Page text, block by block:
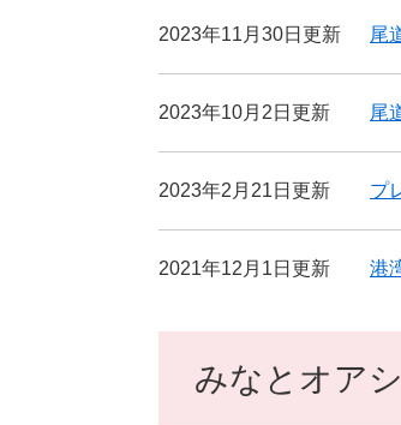
2023年11月30日更新 尾
2023年10月2日更新 尾
2023年2月21日更新 プ
2021年12月1日更新 港
みなとオア